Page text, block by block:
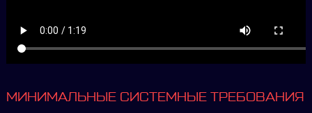
МИНИМАЛЬНЫЕ СИСТЕМНЫЕ ТРЕБОВАНИЯ